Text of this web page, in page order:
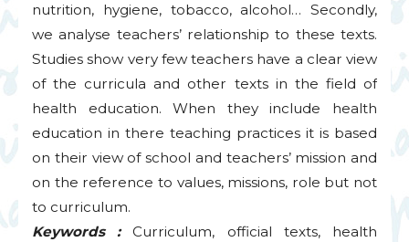
nutrition, hygiene, tobacco, alcohol… Secondly,
we analyse teachers’ relationship to these texts.
Studies show very few teachers have a clear view
of the curricula and other texts in the field of
health education. When they include health
education in there teaching practices it is based
on their view of school and teachers’ mission and
on the reference to values, missions, role but not
to curriculum.
Keywords :
Curriculum, official texts, health